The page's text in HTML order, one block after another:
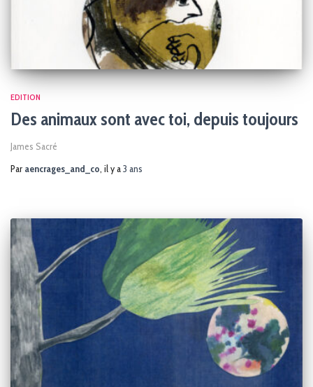
EDITION
Des animaux sont avec toi, depuis toujours
James Sacré
Par aencrages_and_co, il y a3 ans